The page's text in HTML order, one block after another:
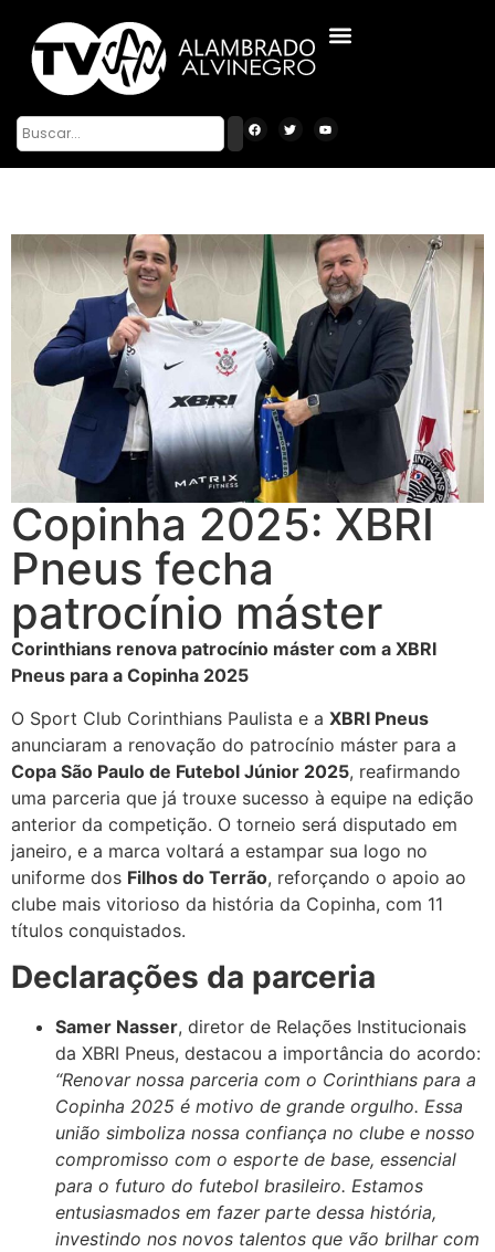
Copinha 2025: XBRI
Pneus fecha
patrocínio máster
Corinthians renova patrocínio máster com a XBRI
Pneus para a Copinha 2025
O Sport Club Corinthians Paulista e a XBRI Pneus
anunciaram a renovação do patrocínio máster para a
Copa São Paulo de Futebol Júnior 2025, reafirmando
uma parceria que já trouxe sucesso à equipe na edição
anterior da competição. O torneio será disputado em
janeiro, e a marca voltará a estampar sua logo no
uniforme dos Filhos do Terrão, reforçando o apoio ao
clube mais vitorioso da história da Copinha, com 11
títulos conquistados.
Declarações da parceria
Samer Nasser, diretor de Relações Institucionais
da XBRI Pneus, destacou a importância do acordo:
“Renovar nossa parceria com o Corinthians para a
Copinha 2025 é motivo de grande orgulho. Essa
união simboliza nossa confiança no clube e nosso
compromisso com o esporte de base, essencial
para o futuro do futebol brasileiro. Estamos
entusiasmados em fazer parte dessa história,
investindo nos novos talentos que vão brilhar com